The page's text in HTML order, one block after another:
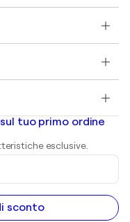
tuo primo ordine
esclusive.
sconto